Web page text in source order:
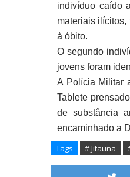
indivíduo caído
materiais
à óbito.
O segundo
jovens foram
A Polícia Militar
Tablete
de substância
encaminhado a
Tags # Jitauna